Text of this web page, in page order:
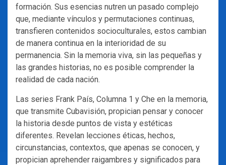
formación. Sus esencias nutren un pasado complejo
que, mediante vínculos y permutaciones continuas,
transfieren contenidos socioculturales, estos cambian
de manera continua en la interioridad de su
permanencia. Sin la memoria viva, sin las pequeñas y
las grandes historias, no es posible comprender la
realidad de cada nación.
Las series Frank País, Columna 1 y Che en la memoria,
que transmite Cubavisión, propician pensar y conocer
la historia desde puntos de vista y estéticas
diferentes. Revelan lecciones éticas, hechos,
circunstancias, contextos, que apenas se conocen, y
propician aprehender raigambres y significados para